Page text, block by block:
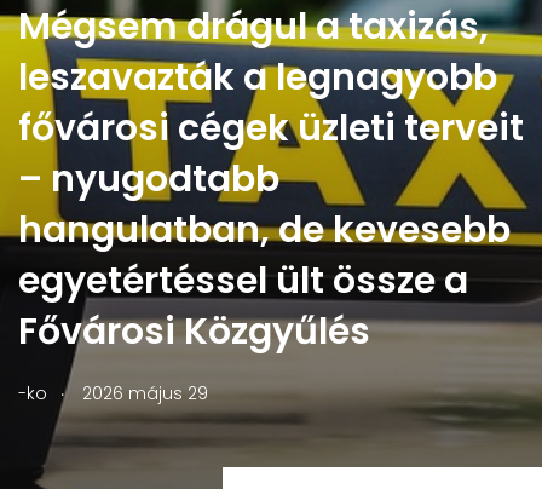
Mégsem drágul a taxizás,
leszavazták a legnagyobb
fővárosi cégek üzleti terveit
– nyugodtabb
hangulatban, de kevesebb
egyetértéssel ült össze a
Fővárosi Közgyűlés
-ko . 2026 május 29